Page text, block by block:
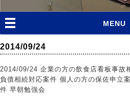
MENU
2014/09/24
2014/09/24 企業の方の飲食店看板事故
負債相続対応案件 個人の方の保佐申立
件 早朝勉強会